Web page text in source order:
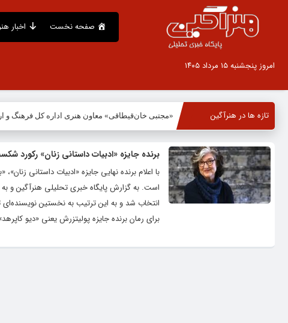
صفحه نخست اخبار
امروز پنجشنبه ۱۵ مرداد ۱۴۰۵
تازه ها در هنرآگین «مجتبی خان‌قیطاقی» معاون هنری اداره کل فرهنگ
برنده جایزه «ادبیات داستانی زنان» رکورد
با اعلام برنده نهایی جایزه «ادبیات داستانی
برای رمان برنده جایزه پولیتزرش یعنی «دیو